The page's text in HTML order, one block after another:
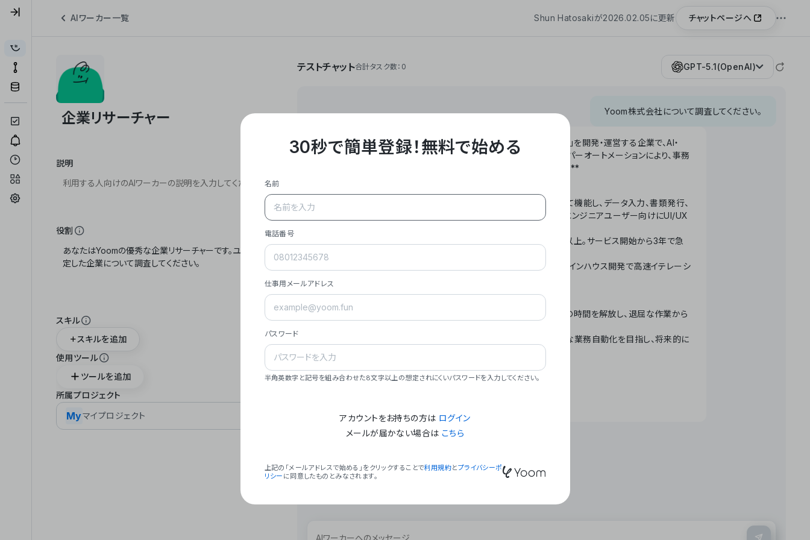
AIワーカー一覧 Shun Hatosakiが2026.02.05に更新 チャットページへ
説明
役割
スキル
スキルを追加
使用ツール
ツールを追加
所属プロジェクト
Myマイプロジェクト
テストチャット合計タスク数：0 GPT-5.1(OpenAI)
Yoom株式会社について調査してください。
**Yoom株式会社は、ビジネスオートメーションSaaS「Yoom」を開発・運営する企業で、AI・
API・RPA・OCRなどの技術をノーコードで組み合わせたハイパーオートメーションにより、事務
作業やデスクワークを自動化するサービスを提供しています。**
- **主力プロダクト「Yoom」**: SaaS連携データベースとして機能し、データ入力、書類発行、
メール対応、請求書処理、日報作成などの業務を自動化。非エンジニアユーザー向けにUI/UX
- **実績**: 国内利用社数20,000社超、直近成長率300%以上。サービス開始から3年で急
- **強み**: すべての自動化技術を1プラットフォームで完結。インハウス開発で高速イテレーシ
- **ミッション**: 「We Make Time」 – テクノロジーで人々の時間を解放し、退屈な作業から
- **ビジョン**: 「Global Business Automation」 – 世界的な業務自動化を目指し、将来的に
### 会社概要
30秒で簡単登録！無料で始める
名前
電話番号
仕事用メールアドレス
パスワード
半角英数字と記号を組み合わせた8文字以上の想定されにくいパスワードを入力してください。
アカウントをお持ちの方は ログイン
メールが届かない場合は こちら
上記の「メールアドレスで始める」をクリックすることで利用規約とプライバシーポ
リシー に同意したものとみなされます。